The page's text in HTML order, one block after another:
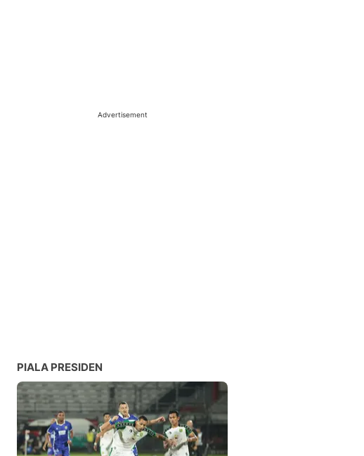
Advertisement
PIALA PRESIDEN